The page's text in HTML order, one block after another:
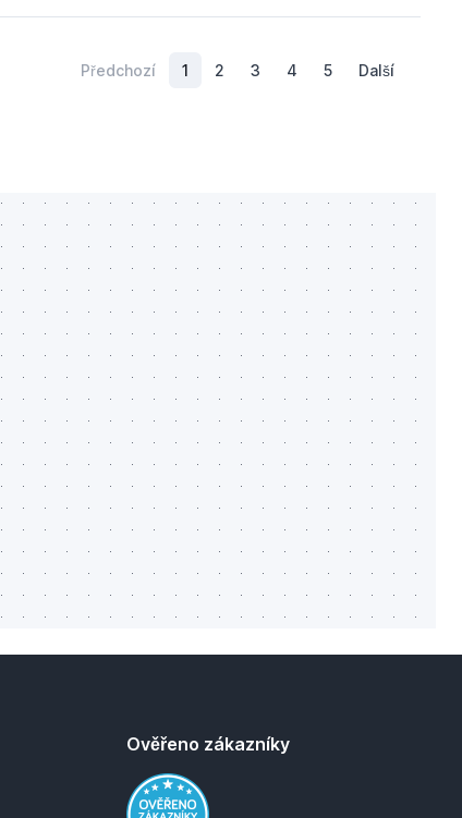
Předchozí 1 2 3 4 5 Další
Ověřeno zákazníky